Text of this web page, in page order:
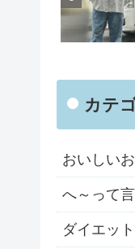
カテ
おいしい
へ～って
ダイエット